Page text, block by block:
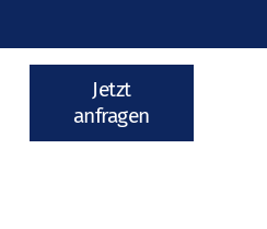
Jetzt
anfragen